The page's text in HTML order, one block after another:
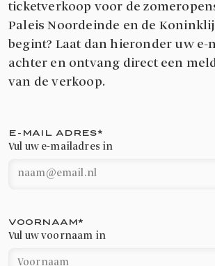
ticketverkoop voor de
Paleis Noordeinde en de
begint? Laat dan hieronder uw e-
achter en ontvang direct een
van de verkoop.
E-MAIL ADRES*
Vul uw e-mailadres in
VOORNAAM*
Vul uw voornaam in